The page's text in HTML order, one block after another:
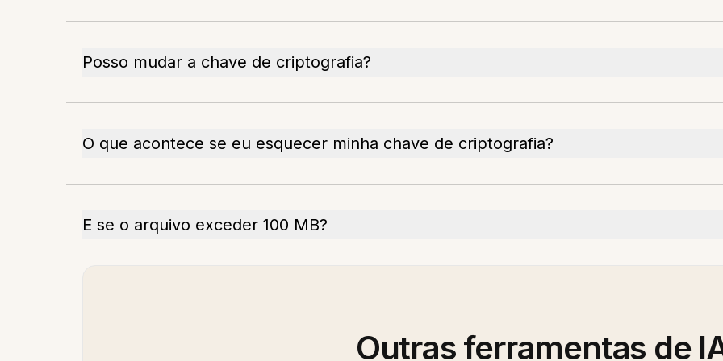
Posso mudar a chave de criptografia?
O que acontece se eu esquecer minha chave de criptografia?
E se o arquivo exceder 100 MB?
Outras ferramentas de